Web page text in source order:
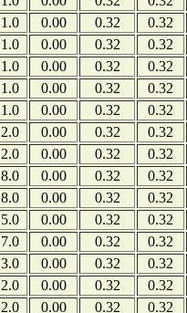
1.0 0.00 0.32 0.32
1.0 0.00 0.32 0.32
1.0 0.00 0.32 0.32
1.0 0.00 0.32 0.32
1.0 0.00 0.32 0.32
2.0 0.00 0.32 0.32
2.0 0.00 0.32 0.32
8.0 0.00 0.32 0.32
8.0 0.00 0.32 0.32
5.0 0.00 0.32 0.32
7.0 0.00 0.32 0.32
3.0 0.00 0.32 0.32
2.0 0.00 0.32 0.32
2.0 0.00 0.32 0.32